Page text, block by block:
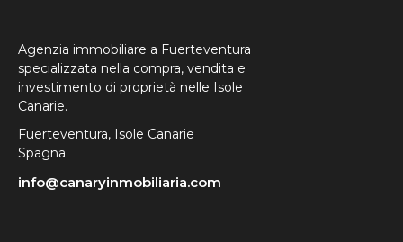
Agenzia immobiliare a Fuerteventura
specializzata nella compra, vendita e
investimento di proprietà nelle Isole
Canarie.
Fuerteventura, Isole Canarie
Spagna
info@canaryinmobiliaria.com